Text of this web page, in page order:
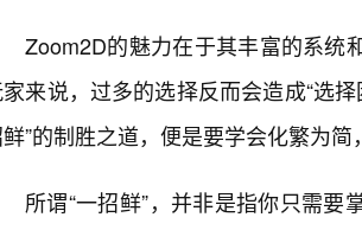
Zoom2D的魅力在于其丰富的系统
来说，过多的选择反而会造成“选
”的制胜之道，便是要学会化繁为
所谓“一招鲜”，并非是指你只需